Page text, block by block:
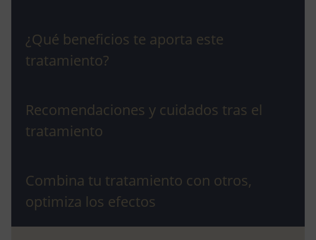
¿Qué beneficios te aporta este
tratamiento?
Recomendaciones y cuidados tras el
tratamiento
Combina tu tratamiento con otros,
optimiza los efectos